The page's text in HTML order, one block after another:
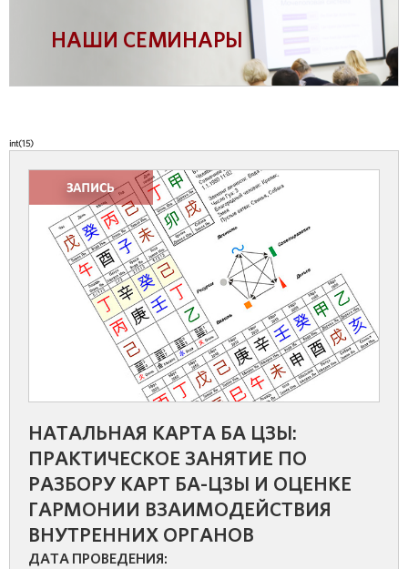
НАШИ СЕМИНАРЫ
int(15)
НАТАЛЬНАЯ КАРТА БА ЦЗЫ:
ПРАКТИЧЕСКОЕ ЗАНЯТИЕ ПО
РАЗБОРУ КАРТ БА-ЦЗЫ И ОЦЕНКЕ
ГАРМОНИИ ВЗАИМОДЕЙСТВИЯ
ВНУТРЕННИХ ОРГАНОВ
ДАТА ПРОВЕДЕНИЯ: